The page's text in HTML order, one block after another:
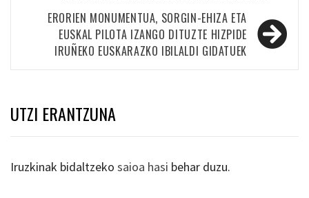
ERORIEN MONUMENTUA, SORGIN-EHIZA ETA
EUSKAL PILOTA IZANGO DITUZTE HIZPIDE
IRUÑEKO EUSKARAZKO IBILALDI GIDATUEK
UTZI ERANTZUNA
Iruzkinak bidaltzeko saioa hasi behar duzu.